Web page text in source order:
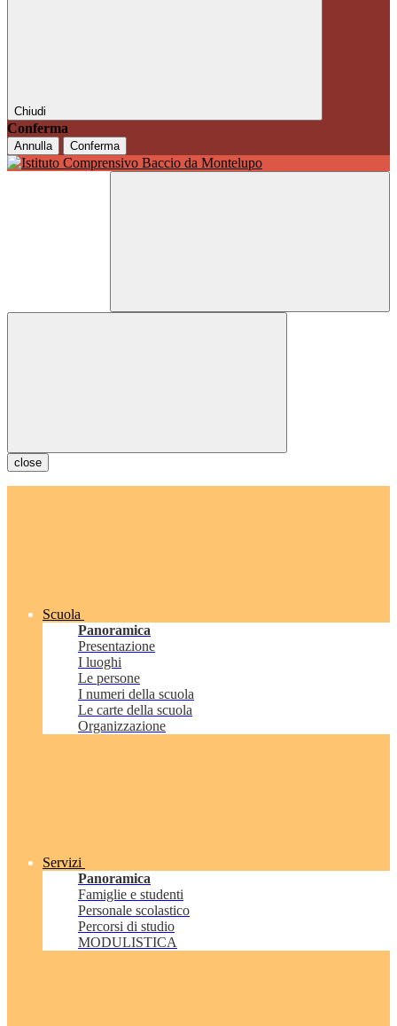
Chiudi
Conferma
Annulla Conferma
close
Scuola
Panoramica
Presentazione
I luoghi
Le persone
I numeri della scuola
Le carte della scuola
Organizzazione
Servizi
Panoramica
Famiglie e studenti
Personale scolastico
Percorsi di studio
MODULISTICA